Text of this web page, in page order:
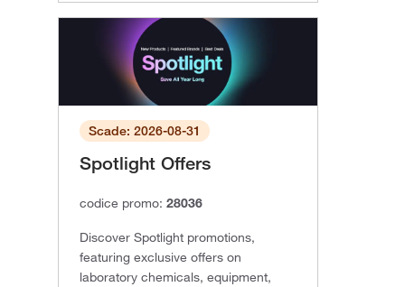
Scade: 2026-08-31
Spotlight Offers
codice promo: 28036
Discover Spotlight promotions,
featuring exclusive offers on
laboratory chemicals, equipment,